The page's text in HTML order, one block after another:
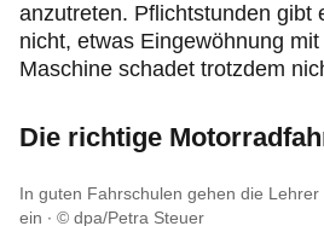
anzutreten. Pflichtstunden gibt
nicht, etwas Eingewöhnung
Maschine schadet trotzdem
Die richtige
In guten Fahrschulen gehen die
ein
© dpa/Petra Steuer